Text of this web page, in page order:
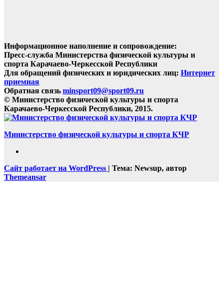
Информационное наполнение и сопровождение:
Пресс-служба Министерства физической культуры и
спорта Карачаево-Черкесской Республики
Для обращений физических и юридических лиц: Интернет
приемная
Обратная связь minsport09@sport09.ru
© Министерство физической культуры и спорта
Карачаево-Черкесской Республики, 2015.
Министерство физической культуры и спорта КЧР
Сайт работает на WordPress | Тема: Newsup, автор
Themeansar